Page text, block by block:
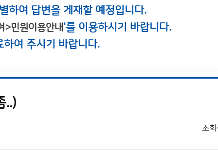
하여 답변을 게재할 예정입니다.
>민원이용안내'를 이용하시기 바랍니다.
여 주시기 바랍니다.
..)
조회